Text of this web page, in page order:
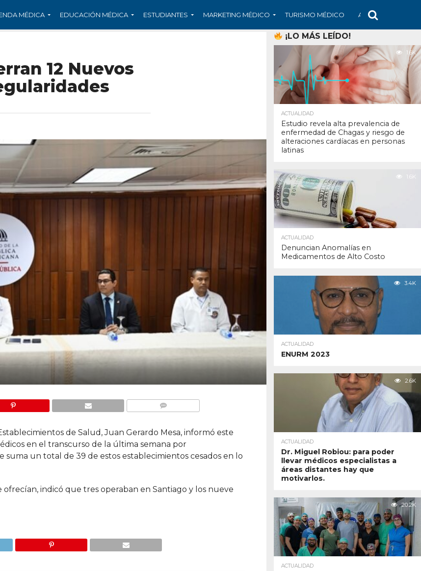
MÉDICA EDUCACIÓN MÉDICA ESTUDIANTES MARKETING MÉDICO TURISMO MÉDICO ARS
12 Nuevos
de Salud, Juan Gerardo Mesa, informó este
en el transcurso de la última semana por
un total de 39 de estos establecimientos cesados en lo
indicó que tres operaban en Santiago y los nueve
¡LO MÁS LEÍDO!
1.6K
ACTUALIDAD
Estudio revela alta prevalencia de
enfermedad de Chagas y riesgo de
alteraciones cardíacas en personas
latinas
1.6K
ACTUALIDAD
Denuncian Anomalías en
Medicamentos de Alto Costo
3.4K
ACTUALIDAD
ENURM 2023
2.6K
ACTUALIDAD
Dr. Miguel Robiou: para poder
llevar médicos especialistas a
áreas distantes hay que
motivarlos.
20.2K
ACTUALIDAD